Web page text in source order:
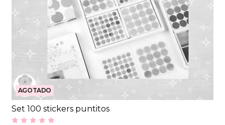
AGOTADO
Set 100 stickers puntitos